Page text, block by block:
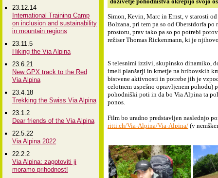
23.12.14
International Training Camp
on inclusion and sustainability
in mountain regions
23.11.5
Hiking the Via Alpina
23.6.21
New GPX track to the Red
Via Alpina
23.4.18
Trekking the Swiss Via Alpina
23.1.2
Dear friends of the Via Alpina
22.5.22
Via Alpina 2022
22.2.2
Via Alpina: zagotoviti ji
moramo prihodnost!
Simon, Kevin, Marc in Ernst, v starosti
Bolzana, pri tem pa so od Oberstdorfa
prostoru, prav tako pa so po potrebi
režiser Thomas Rickenmann, ki je
S telesnimi izzivi, skupinsko dinamiko,
imeli planšarji in kmetje na hribovskih
bistvene aktivnosti in potrebe jih je
celotnem uspešno opravljenem pohodu)
pohodniški poti in da bo Via Alpina ta
ponos.
Film bo uradno predstavljen naslednjo
ritti.ch/Via-Alpina/Via-Alpina/ (v